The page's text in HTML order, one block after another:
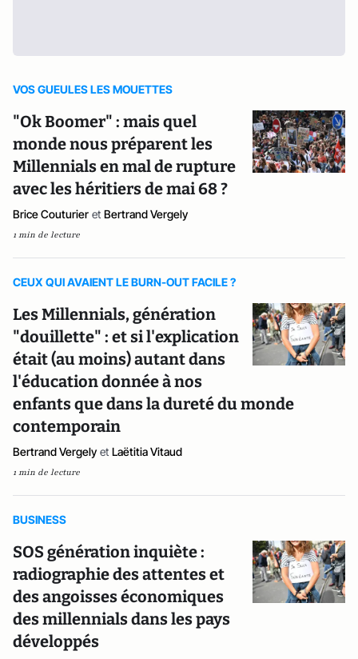
VOS GUEULES LES MOUETTES
"Ok Boomer" : mais quel
monde nous préparent les
Millennials en mal de rupture
avec les héritiers de mai 68 ?
Brice Couturier et Bertrand Vergely
1 min de lecture
CEUX QUI AVAIENT LE BURN-OUT FACILE ?
Les Millennials, génération
"douillette" : et si l'explication
était (au moins) autant dans
l'éducation donnée à nos
enfants que dans la dureté du monde
contemporain
Bertrand Vergely et Laëtitia Vitaud
1 min de lecture
BUSINESS
SOS génération inquiète :
radiographie des attentes et
des angoisses économiques
des millennials dans les pays
développés